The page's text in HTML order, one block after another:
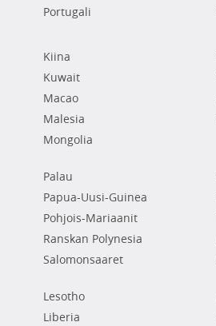
Portugali
Kiina
Kuwait
Macao
Malesia
Mongolia
Palau
Papua-Uusi-Guinea
Pohjois-Mariaanit
Ranskan Polynesia
Salomonsaaret
Lesotho
Liberia